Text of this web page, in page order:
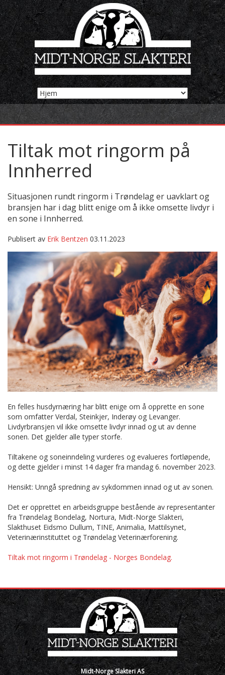
Tiltak mot ringorm på
Innherred
Situasjonen rundt ringorm i Trøndelag er uavklart og
bransjen har i dag blitt enige om å ikke omsette livdyr i
en sone i Innherred.
Publisert av Erik Bentzen 03.11.2023
En felles husdyrnæring har blitt enige om å opprette en sone
som omfatter Verdal, Steinkjer, Inderøy og Levanger.
Livdyrbransjen vil ikke omsette livdyr innad og ut av denne
sonen. Det gjelder alle typer storfe.
Tiltakene og soneinndeling vurderes og evalueres fortløpende,
og dette gjelder i minst 14 dager fra mandag 6. november 2023.
Hensikt: Unngå spredning av sykdommen innad og ut av sonen.
Det er opprettet en arbeidsgruppe bestående av representanter
fra Trøndelag Bondelag, Nortura, Midt-Norge Slakteri,
Slakthuset Eidsmo Dullum, TINE, Animalia, Mattilsynet,
Veterinærinstituttet og Trøndelag Veterinærforening.
Tiltak mot ringorm i Trøndelag - Norges Bondelag.
Midt-Norge Slakteri AS